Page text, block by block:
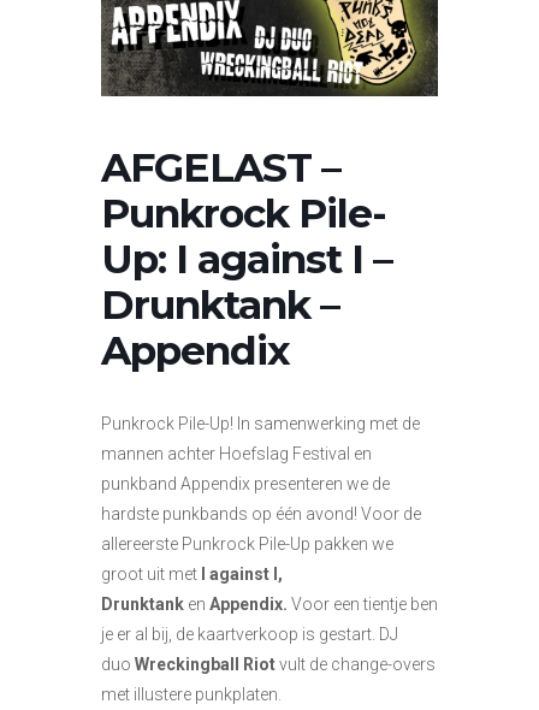
AFGELAST –
Punkrock Pile-
Up: I against I –
Drunktank –
Appendix
Punkrock Pile-Up! In samenwerking met de
mannen achter Hoefslag Festival en
punkband Appendix presenteren we de
hardste punkbands op één avond! Voor de
allereerste Punkrock Pile-Up pakken we
groot uit met
I against I,
Drunktank en Appendix. Voor een tientje ben
je er al bij, de kaartverkoop is gestart. DJ
duo Wreckingball Riotvult de change-overs
met illustere punkplaten.